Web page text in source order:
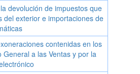
devolución de impuestos que
del exterior e importaciones de
contenidas en los
a las Ventas y por la